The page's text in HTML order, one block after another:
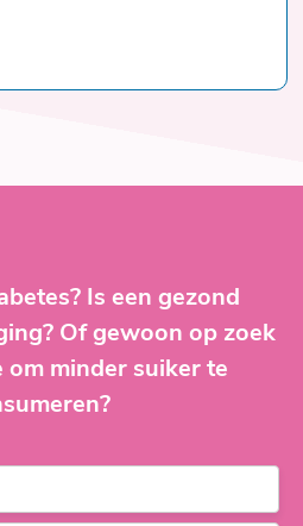
Is een gezond
Of gewoon op zoek
om minder suiker te